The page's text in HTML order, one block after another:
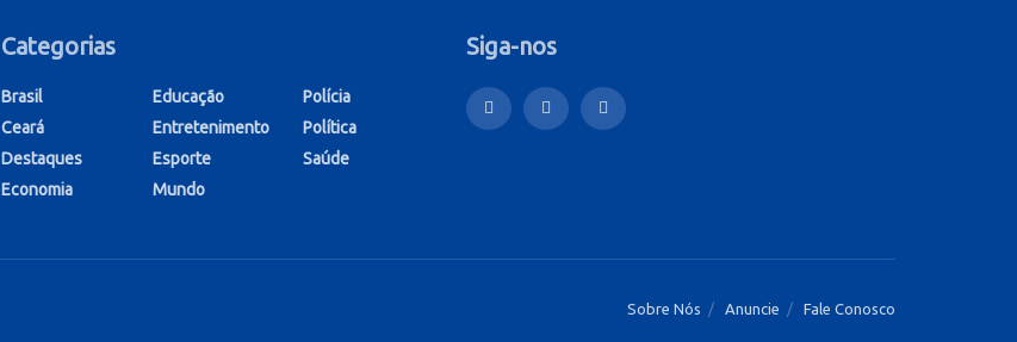
Categorias
Brasil
Ceará
Destaques
Economia
Educação
Entretenimento
Esporte
Mundo
Polícia
Política
Saúde
Siga-nos
Sobre Nós Anuncie Fale Conosco